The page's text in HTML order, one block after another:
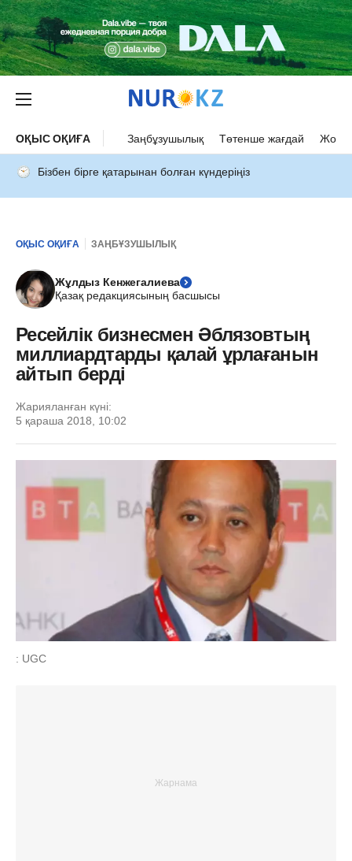
ОҚЫС ОҚИҒА Заңбұзушылық Төтенше жағдай Жол
Бізбен бірге қатарынан болған күндеріңіз
ОҚЫС ОҚИҒА ЗАҢБҰЗУШЫЛЫҚ
Жұлдыз Кенжегалиева
Қазақ редакциясының басшысы
Ресейлік бизнесмен Әблязовтың
миллиардтарды қалай ұрлағанын
айтып берді
Жарияланған күні:
5 қараша 2018, 10:02
: UGC